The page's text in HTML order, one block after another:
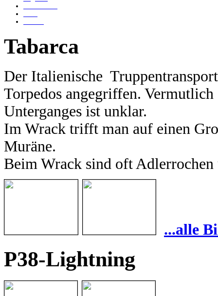
Tabarca
Der Italienische
Torpedos angegriffen.
Unterganges ist unklar.
Im Wrack trifft man auf einen
Muräne.
Beim Wrack sind oft
...alle
P38-Lightning